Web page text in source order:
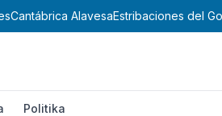
AlavesaEstribaciones del Gorbea
Politika